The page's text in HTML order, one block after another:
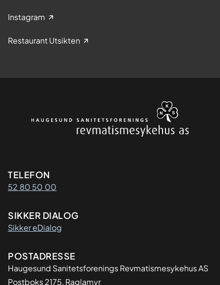
Instagram
Restaurant Utsikten
Kontaktinformasjon
TELEFON
52 80 50 00
SIKKER DIALOG
Sikker eDialog
Adresse
POSTADRESSE
Haugesund Sanitetsforenings Revmatismesykehus AS
Postboks 2175, Raglamyr